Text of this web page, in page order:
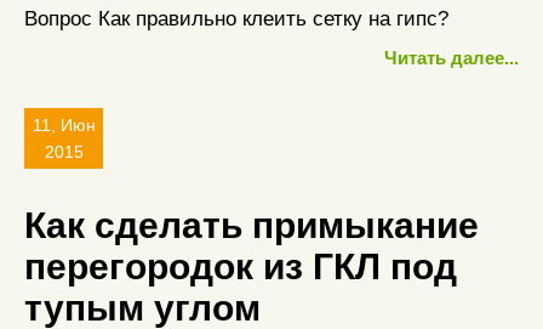
Вопрос Как правильно клеить сетку на гипс?
Читать далее...
11, Июн
2015
Как сделать примыкание
перегородок из ГКЛ под
тупым углом